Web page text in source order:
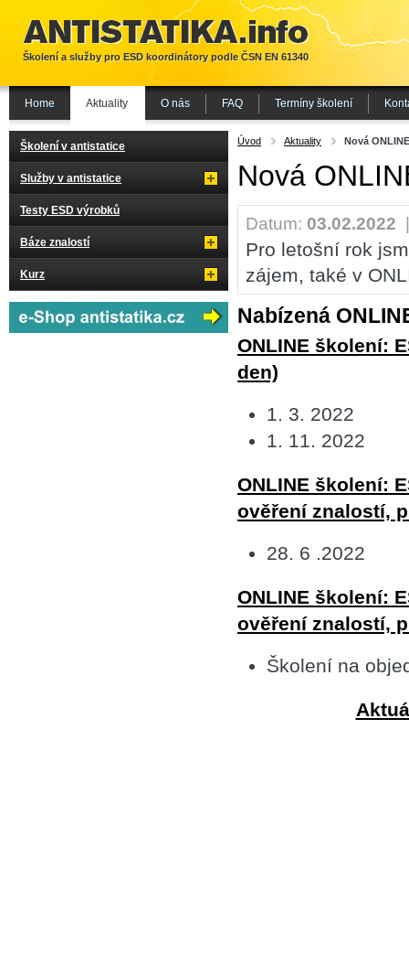
Úvod Aktuality Nová
Nová
Datum: 03.02.2022
Pro letošní rok
zájem, také v
Nabízená
ONLINE školení:
den)
1. 3. 2022
1. 11. 2022
ONLINE školení:
ověření znalostí,
28. 6 .2022
ONLINE školení:
ověření znalostí,
Školení na
Školení v antistatice
Služby v antistatice
Testy ESD výrobků
Báze znalostí
Kurz
Školení a služby pro ESD koordinátory podle ČSN EN 61340
Home Aktuality O nás FAQ Termíny školení